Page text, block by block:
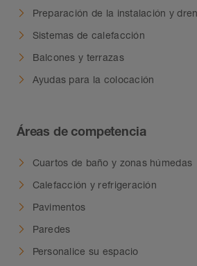
Preparación de la instalación y
Sistemas de calefacción
Balcones y terrazas
Ayudas para la colocación
Áreas de competencia
Cuartos de baño y zonas húmedas
Calefacción y refrigeración
Pavimentos
Paredes
Personalice su espacio